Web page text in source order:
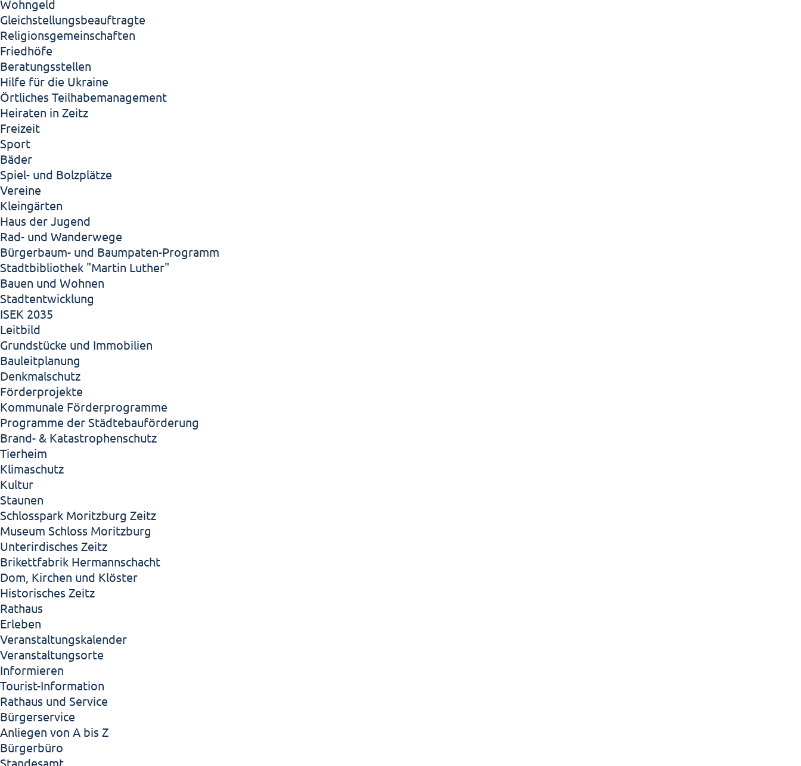
Wohngeld
Gleichstellungsbeauftragte
Religionsgemeinschaften
Friedhöfe
Beratungsstellen
Hilfe für die Ukraine
Örtliches Teilhabemanagement
Heiraten in Zeitz
Freizeit
Sport
Bäder
Spiel- und Bolzplätze
Vereine
Kleingärten
Haus der Jugend
Rad- und Wanderwege
Bürgerbaum- und Baumpaten-Programm
Stadtbibliothek "Martin Luther"
Bauen und Wohnen
Stadtentwicklung
ISEK 2035
Leitbild
Grundstücke und Immobilien
Bauleitplanung
Denkmalschutz
Förderprojekte
Kommunale Förderprogramme
Programme der Städtebauförderung
Brand- & Katastrophenschutz
Tierheim
Klimaschutz
Kultur
Staunen
Schlosspark Moritzburg Zeitz
Museum Schloss Moritzburg
Unterirdisches Zeitz
Brikettfabrik Hermannschacht
Dom, Kirchen und Klöster
Historisches Zeitz
Rathaus
Erleben
Veranstaltungskalender
Veranstaltungsorte
Informieren
Tourist-Information
Rathaus und Service
Bürgerservice
Anliegen von A bis Z
Bürgerbüro
Standesamt